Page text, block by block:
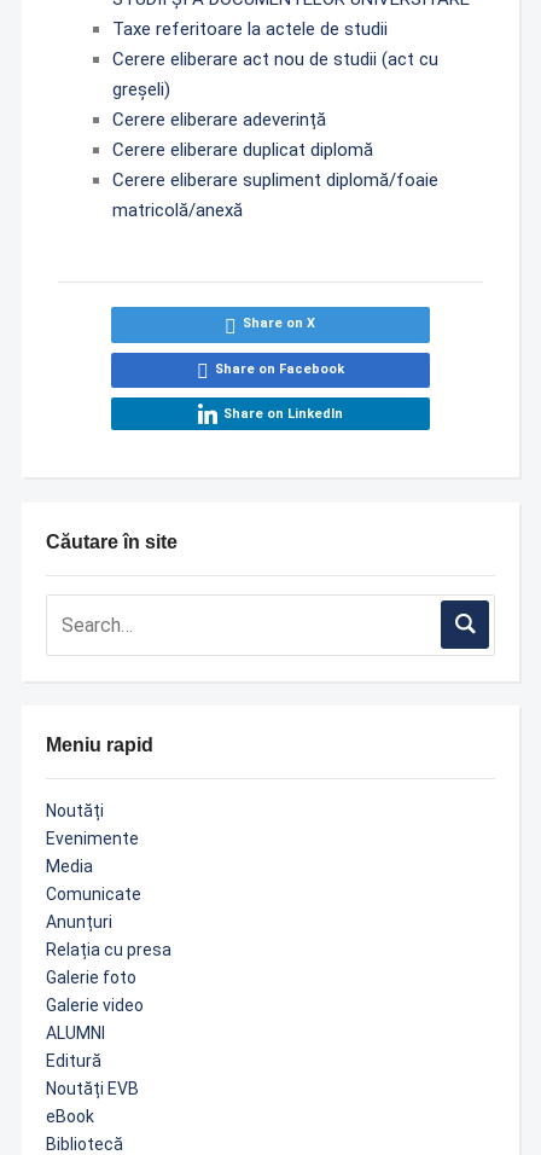
Căutare în site
Meniu rapid
Noutăți
Evenimente
Media
Comunicate
Anunțuri
Relația cu presa
Galerie foto
Galerie video
ALUMNI
Editură
Noutăți EVB
eBook
Bibliotecă
Taxe referitoare la actele de studii
Cerere eliberare act nou de studii (act cu
greșeli)
Cerere eliberare adeverință
Cerere eliberare duplicat diplomă
Cerere eliberare supliment diplomă/foaie
matricolă/anexă
Share on X
Share on Facebook
Share on LinkedIn